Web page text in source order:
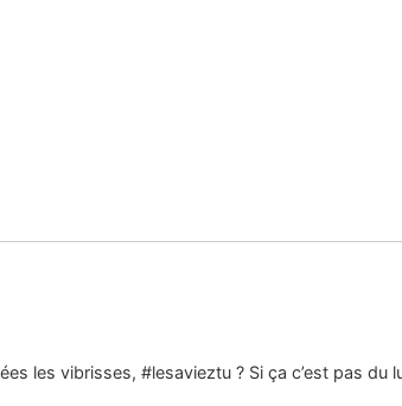
les vibrisses, #lesavieztu ? Si ça c’est pas